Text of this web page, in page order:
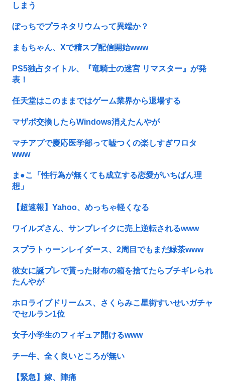
しまう
ぼっちでプラネタリウムって異端か？
まもちゃん、Xで精スプ配信開始www
PS5独占タイトル、『竜騎士の迷宮 リマスター』が発
表！
任天堂はこのままではゲーム業界から退場する
マザボ交換したらWindows消えたんやが
マチアプで慶応医学部って嘘つくの楽しすぎワロタ
www
ま●こ「性行為が無くても成立する恋愛がいちばん理
想」
【超速報】Yahoo、めっちゃ軽くなる
ワイルズさん、サンブレイクに売上逆転されるwww
スプラトゥーンレイダース、2周目でもまだ緑茶www
彼女に誕プレで貰った財布の箱を捨てたらブチギレられ
たんやが
ホロライブドリームス、さくらみこ星街すいせいガチャ
でセルラン1位
女子小学生のフィギュア開けるwww
チー牛、全く良いところが無い
【緊急】嫁、陣痛